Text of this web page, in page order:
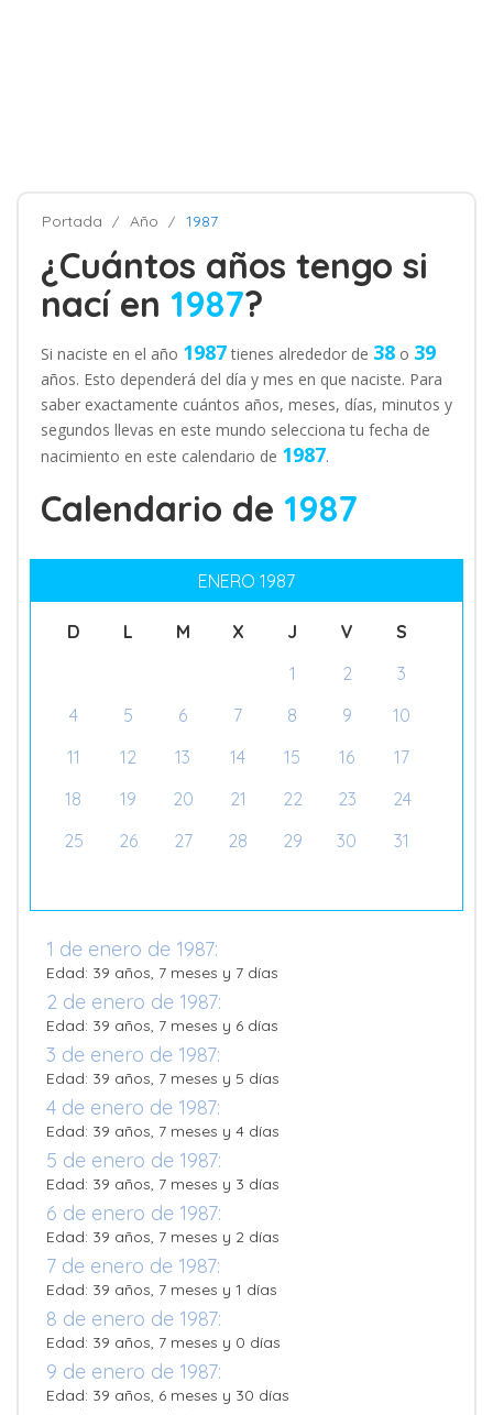
Portada Año 1987
¿Cuántos años tengo si
nací en 1987?
Si naciste en el año 1987tienes alrededor de 38 o 39
años. Esto dependerá del día y mes en que naciste. Para
saber exactamente cuántos años, meses, días, minutos y
segundos llevas en este mundo selecciona tu fecha de
nacimiento en este calendario de 1987.
Calendario de 1987
ENERO 1987
D L M X J V
S
1
2
3
4
5 6 7 8 9
10
11
12 13 14 15 16
17
18
19 20 21 22 23
24
25
26 27 28 29 30 31
1 de enero de 1987:
Edad: 39 años, 7 meses y 7 días
2 de enero de 1987:
Edad: 39 años, 7 meses y 6 días
3 de enero de 1987:
Edad: 39 años, 7 meses y 5 días
4 de enero de 1987:
Edad: 39 años, 7 meses y 4 días
5 de enero de 1987:
Edad: 39 años, 7 meses y 3 días
6 de enero de 1987:
Edad: 39 años, 7 meses y 2 días
7 de enero de 1987:
Edad: 39 años, 7 meses y 1 días
8 de enero de 1987:
Edad: 39 años, 7 meses y 0 días
9 de enero de 1987:
Edad: 39 años, 6 meses y 30 días